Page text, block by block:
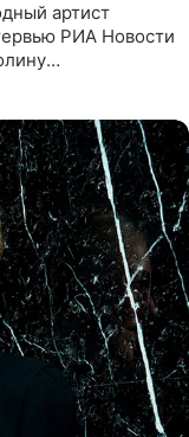
артист
РИА Новости